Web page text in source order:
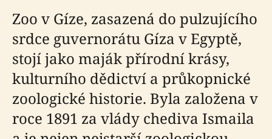
Zoo v Gíze, zasazená do pulzujícího
srdce guvernorátu Gíza v Egyptě,
stojí jako maják přírodní krásy,
kulturního dědictví a průkopnické
zoologické historie. Byla založena v
roce 1891 za vlády chediva Ismaila